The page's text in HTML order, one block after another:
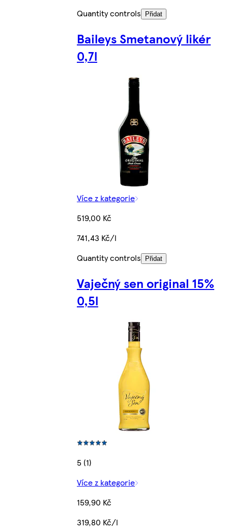
Quantity controls
Přidat
Baileys Smetanový likér
0,7l
Více z kategorie
519,00 Kč
741,43 Kč/l
Quantity controls
Přidat
Vaječný sen original 15%
0,5l
5 (1)
Více z kategorie
159,90 Kč
319,80 Kč/l